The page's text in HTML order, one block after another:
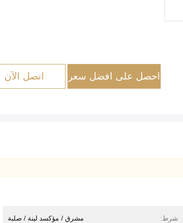
احصل على افضل سعر اتصل الآن
شرط: مشرق / مؤكسد لينة / صلبة